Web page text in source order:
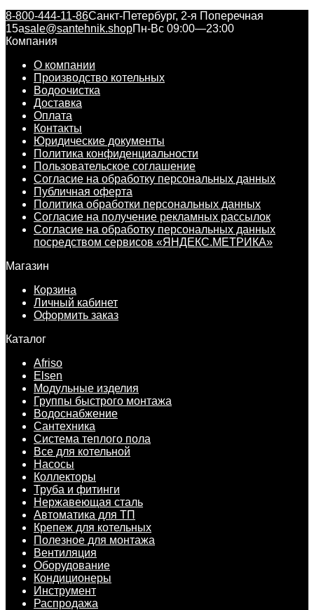
8-800-444-11-86Санкт-Петербург, 2-я Поперечная
15аsale@santehnik.shopПн-Вс 09:00—23:00
Компания
О компании
Производство котельных
Водоочистка
Доставка
Оплата
Контакты
Юридические документы
Политика конфиденциальности
Пользовательское соглашение
Согласие на обработку персональных данных
Публичная оферта
Политика обработки персональных данных
Согласие на получение рекламных рассылок
Согласие на обработку персональных данных
посредством сервисов «ЯНДЕКС.МЕТРИКА»
Магазин
Корзина
Личный кабинет
Оформить заказ
Каталог
Afriso
Elsen
Модульные изделия
Группы быстрого монтажа
Водоснабжение
Сантехника
Система теплого пола
Все для котельной
Насосы
Коллекторы
Труба и фитинги
Нержавеющая сталь
Автоматика для ТП
Крепеж для котельных
Полезное для монтажа
Вентиляция
Оборудование
Кондиционеры
Инструмент
Распродажа